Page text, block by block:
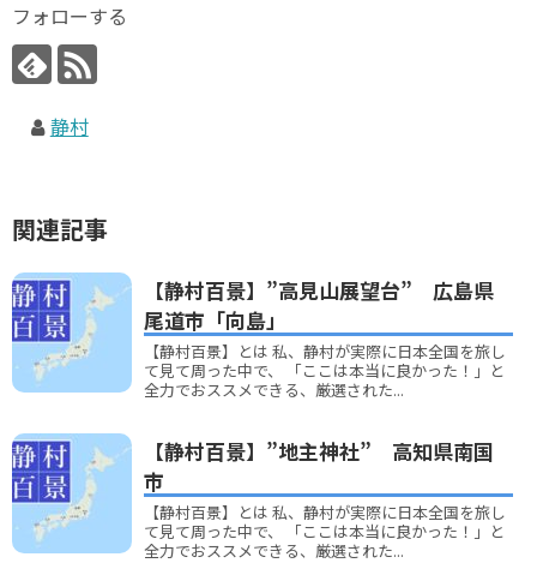
フォローする
静村
関連記事
【静村百景】”高見山展望台” 広島県
尾道市「向島」
【静村百景】とは 私、静村が実際に日本全国を旅し
て見て周った中で、 「ここは本当に良かった！」と
全力でおススメできる、厳選された...
【静村百景】”地主神社” 高知県南国
市
【静村百景】とは 私、静村が実際に日本全国を旅し
て見て周った中で、 「ここは本当に良かった！」と
全力でおススメできる、厳選された...